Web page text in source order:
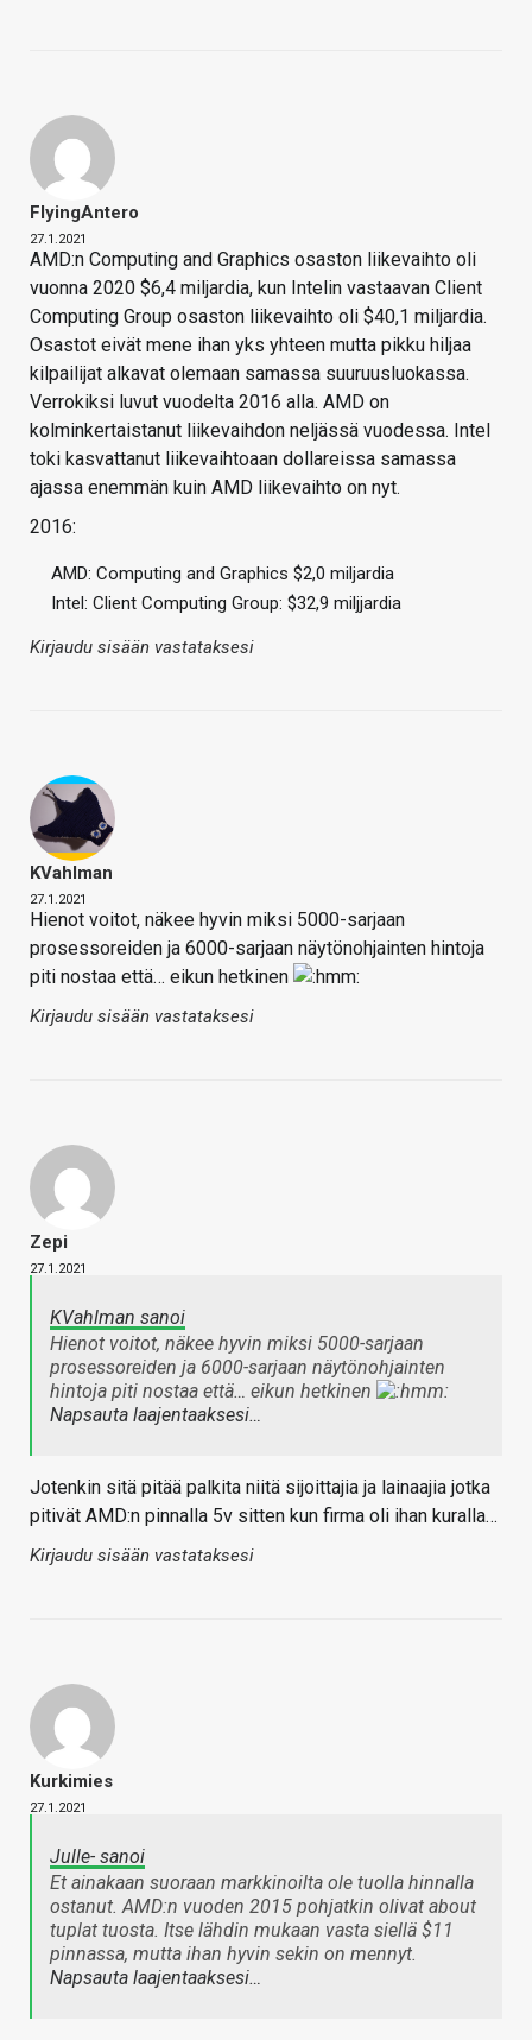
FlyingAntero
27.1.2021
AMD:n Computing and Graphics osaston liikevaihto oli
vuonna 2020 $6,4 miljardia, kun Intelin vastaavan Client
Computing Group osaston liikevaihto oli $40,1 miljardia.
Osastot eivät mene ihan yks yhteen mutta pikku hiljaa
kilpailijat alkavat olemaan samassa suuruusluokassa.
Verrokiksi luvut vuodelta 2016 alla. AMD on
kolminkertaistanut liikevaihdon neljässä vuodessa. Intel
toki kasvattanut liikevaihtoaan dollareissa samassa
ajassa enemmän kuin AMD liikevaihto on nyt.
2016:
AMD: Computing and Graphics $2,0 miljardia
Intel: Client Computing Group: $32,9 miljjardia
Kirjaudu sisään vastataksesi
KVahlman
27.1.2021
Hienot voitot, näkee hyvin miksi 5000-sarjaan
prosessoreiden ja 6000-sarjaan näytönohjainten hintoja
piti nostaa että… eikun hetkinen
Kirjaudu sisään vastataksesi
Zepi
27.1.2021
KVahlman sanoi
Hienot voitot, näkee hyvin miksi 5000-sarjaan
prosessoreiden ja 6000-sarjaan näytönohjainten
hintoja piti nostaa että… eikun hetkinen
Napsauta laajentaaksesi…
Jotenkin sitä pitää palkita niitä sijoittajia ja lainaajia jotka
pitivät AMD:n pinnalla 5v sitten kun firma oli ihan kuralla…
Kirjaudu sisään vastataksesi
Kurkimies
27.1.2021
Julle- sanoi
Et ainakaan suoraan markkinoilta ole tuolla hinnalla
ostanut. AMD:n vuoden 2015 pohjatkin olivat about
tuplat tuosta. Itse lähdin mukaan vasta siellä $11
pinnassa, mutta ihan hyvin sekin on mennyt.
Napsauta laajentaaksesi…